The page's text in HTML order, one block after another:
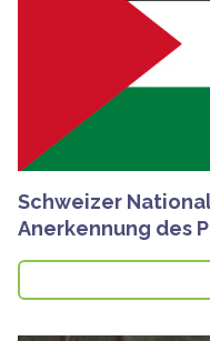
Schweizer
Anerkennung des